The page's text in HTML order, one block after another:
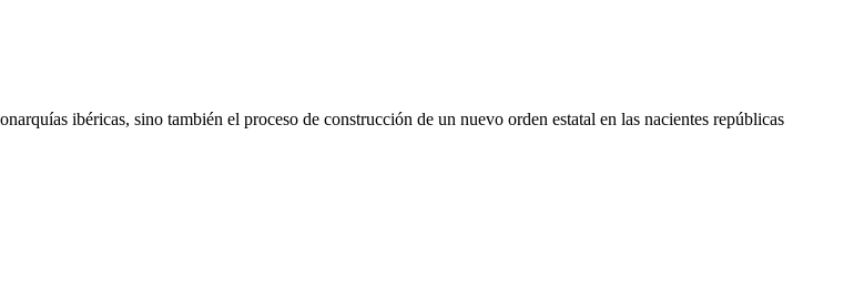
ibéricas, sino también el proceso de construcción de un nuevo orden estatal en las nacientes repúblicas